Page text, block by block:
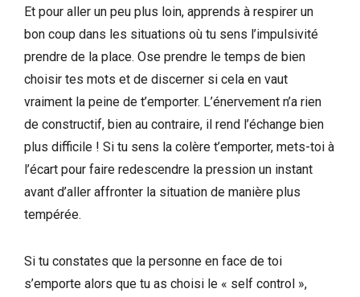
Et pour aller un peu plus loin, apprends à respirer un
bon coup dans les situations où tu sens l’impulsivité
prendre de la place. Ose prendre le temps de bien
choisir tes mots et de discerner si cela en vaut
vraiment la peine de t’emporter. L’énervement n’a rien
de constructif, bien au contraire, il rend l’échange bien
plus difficile ! Si tu sens la colère t’emporter, mets-toi à
l’écart pour faire redescendre la pression un instant
avant d’aller affronter la situation de manière plus
tempérée.
Si tu constates que la personne en face de toi
s’emporte alors que tu as choisi le « self control »,